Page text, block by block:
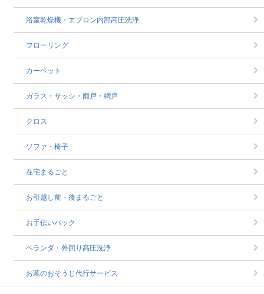
浴室乾燥機・エプロン内部高圧洗浄
フローリング
カーペット
ガラス・サッシ・雨戸・網戸
クロス
ソファ・椅子
在宅まるごと
お引越し前・後まるごと
お手伝いパック
ベランダ・外回り高圧洗浄
お墓のおそうじ代行サービス